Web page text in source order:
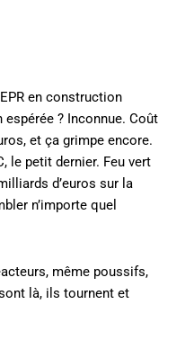
en construction
? Inconnue. Coût
et ça grimpe encore.
le petit dernier. Feu vert
d’euros sur la
n’importe quel
même poussifs,
là, ils tournent et